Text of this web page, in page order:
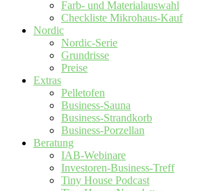
Farb- und Materialauswahl
Checkliste Mikrohaus-Kauf
Nordic
Nordic-Serie
Grundrisse
Preise
Extras
Pelletofen
Business-Sauna
Business-Strandkorb
Business-Porzellan
Beratung
IAB-Webinare
Investoren-Business-Treff
Tiny House Podcast